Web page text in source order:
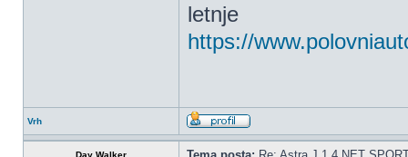
letnje
https://
Vrh
Day Walker